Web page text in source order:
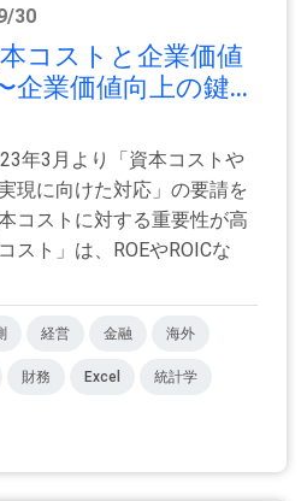
30
本コストと企業価値
企業価値向上の鍵...
年3月より「資本コストや
現に向けた対応」の要請を
コストに対する重要性が高
スト」は、ROEやROICな
経営 金融 海外
財務 Excel 統計学